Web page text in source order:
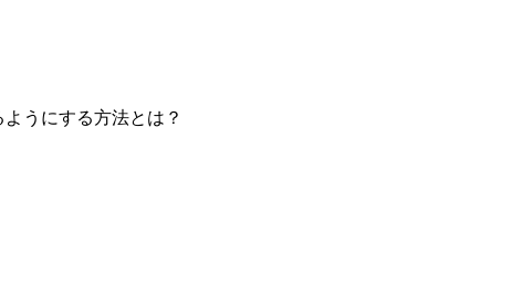
うにする方法とは？